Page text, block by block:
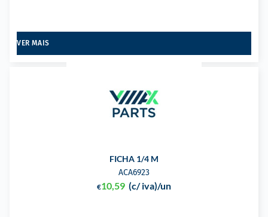
VER MAIS
FICHA 1/4 M
ACA6923
€10,59 (c/ iva)/un